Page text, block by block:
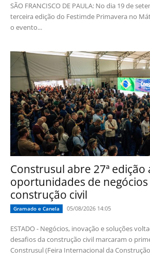
SÃO FRANCISCO DE PAULA: No dia 19 de
terceira edição do Festimde Primavera no
o evento...
Construsul abre 27ª
oportunidades de negócios
construção civil
Gramado e Canela 05/08/2026 14:05
ESTADO - Negócios, inovação e soluções
desafios da construção civil marcaram o
Construsul (Feira Internacional da